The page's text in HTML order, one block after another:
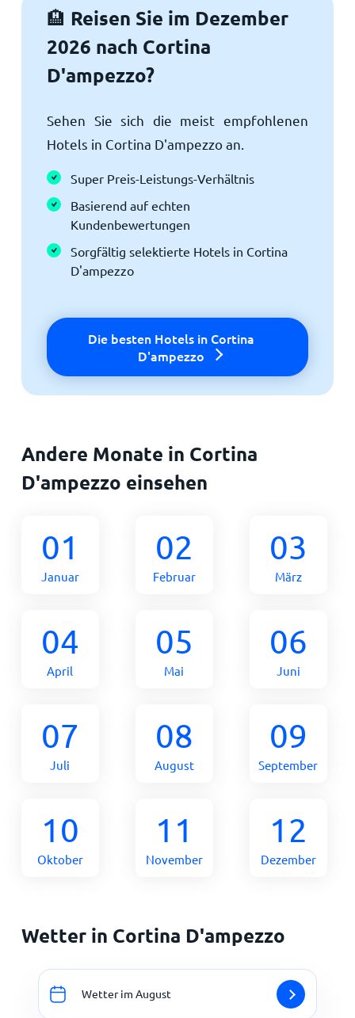
🏨 Reisen Sie im Dezember
2026 nach Cortina
D'ampezzo?
Sehen Sie sich die meist empfohlenen
Hotels in Cortina D'ampezzo an.
Super Preis-Leistungs-Verhältnis
Basierend auf echten
Kundenbewertungen
Sorgfältig selektierte Hotels in Cortina
D'ampezzo
Die besten Hotels in Cortina
D'ampezzo
Andere Monate in Cortina
D'ampezzo einsehen
01
Januar
02
Februar
03
März
04
April
05
Mai
06
Juni
07
Juli
08
August
09
September
10
Oktober
11
November
12
Dezember
Wetter in Cortina D'ampezzo
Wetter im August